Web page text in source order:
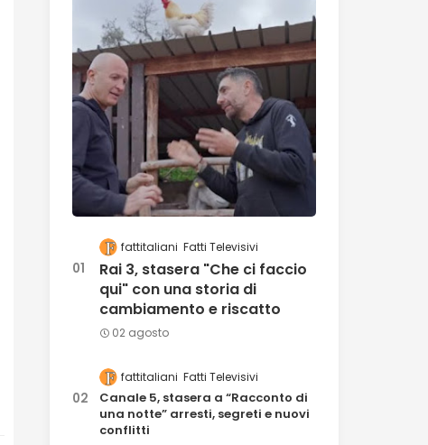
fattitaliani Fatti Televisivi
Rai 3, stasera "Che ci faccio
qui" con una storia di
cambiamento e riscatto
02 agosto
fattitaliani Fatti Televisivi
Canale 5, stasera a “Racconto di
una notte” arresti, segreti e nuovi
conflitti